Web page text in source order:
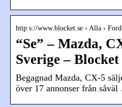
http s://www.blocket.se › Alla ›
“Se” – Mazda,
Sverige – Blocket
Begagnad Mazda, CX-5
över 17 annonser från